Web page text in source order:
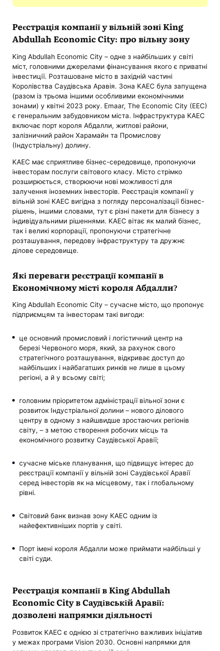
Реєстрація компанії у вільній зоні King
Abdullah Economic City: про вільну зону
King Abdullah Economic City – одне з найбільших у світі
міст, головними джерелами фінансування якого є приватні
інвестиції. Розташоване місто в західній частині
Королівства Саудівська Аравія. Зона KAEC була запущена
(разом із трьома іншими особливими економічними
зонами) у квітні 2023 року. Emaar, The Economic City (EEC)
є генеральним забудовником міста. Інфраструктура KAEC
включає порт короля Абдалли, житлові райони,
залізничний район Харамайн та Промислову
(Індустріальну) долину.
KAEC має сприятливе бізнес-середовище, пропонуючи
інвесторам послуги світового класу. Місто стрімко
розширюється, створюючи нові можливості для
залучення іноземних інвесторів. Реєстрація компанії у
вільній зоні KAEC вигідна з погляду персоналізації бізнес-
рішень, іншими словами, тут є різні пакети для бізнесу з
індивідуальними рішеннями. KAEC вітає як малий бізнес,
так і великі корпорації, пропонуючи стратегічне
розташування, передову інфраструктуру та дружнє
ділове середовище.
Які переваги реєстрації компанії в
Економічному місті короля Абдалли?
King Abdullah Economic City – сучасне місто, що пропонує
підприємцям та інвесторам такі вигоди:
це основний промисловий і логістичний центр на
березі Червоного моря, який, за рахунок свого
стратегічного розташування, відкриває доступ до
найбільших і найбагатших ринків не лише в цьому
регіоні, а й у всьому світі;
головним пріоритетом адміністрації вільної зони є
розвиток Індустріальної долини – нового ділового
центру в одному з найшвидше зростаючих регіонів
світу, – з метою створення робочих місць та
економічного розвитку Саудівської Аравії;
сучасне міське планування, що підвищує інтерес до
реєстрації компанії у вільній зоні Саудівської Аравії
серед інвесторів як на місцевому, так і глобальному
рівні.
Світовий банк визнав зону KAEC одним із
найефективніших портів у світі.
Порт імені короля Абдалли може приймати найбільші у
світі суди.
Реєстрація компанії в King Abdullah
Economic City в Саудівській Аравії:
дозволені напрямки діяльності
Розвиток KAEC є однією зі стратегічно важливих ініціатив
у межах програми Vision 2030. Основні напрямки для